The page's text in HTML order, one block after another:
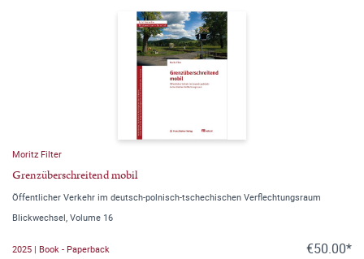
Moritz Filter
Grenzüberschreitend mobil
Öffentlicher Verkehr im deutsch-polnisch-tschechischen Verflechtungsraum
Blickwechsel, Volume 16
2025 | Book - Paperback €50.00*